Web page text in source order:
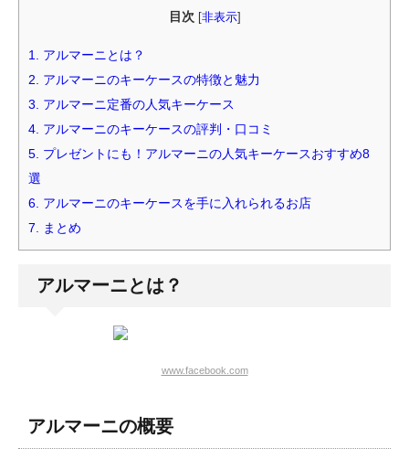
目次 非表示]
1. アルマーニとは？
2. アルマーニのキーケースの特徴と魅力
3. アルマーニ定番の人気キーケース
4. アルマーニのキーケースの評判・口コミ
5. プレゼントにも！アルマーニの人気キーケースおすすめ8
選
6. アルマーニのキーケースを手に入れられるお店
7. まとめ
アルマーニとは？
www.facebook.com
アルマーニの概要